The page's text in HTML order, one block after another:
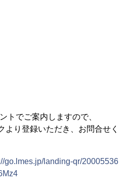
トでご案内しますので、
より登録いただき、お問合せく
go.lmes.jp/landing-qr/20005536